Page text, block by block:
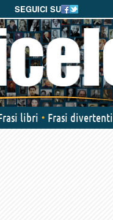
SEGUICI SU
libri Frasi divertenti